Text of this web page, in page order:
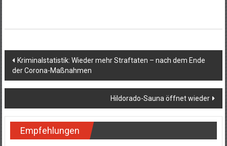
Beitragsnavigation
Kriminalstatistik: Wieder mehr Straftaten – nach dem Ende
der Corona-Maßnahmen
Hildorado-Sauna öffnet wieder
Empfehlungen